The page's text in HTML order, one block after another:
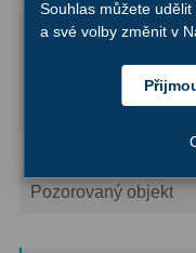
Filtry Clip5
Filtrová kola a rámy
Pointace7
Pozorovaný objekt
Souhlas můžete
a své volby změnit v